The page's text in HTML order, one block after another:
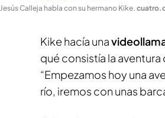
Jesús Calleja habla con su hermano Kike.
Kike hacía una
qué consistía la
“Empezamos hoy una
río, iremos con unas